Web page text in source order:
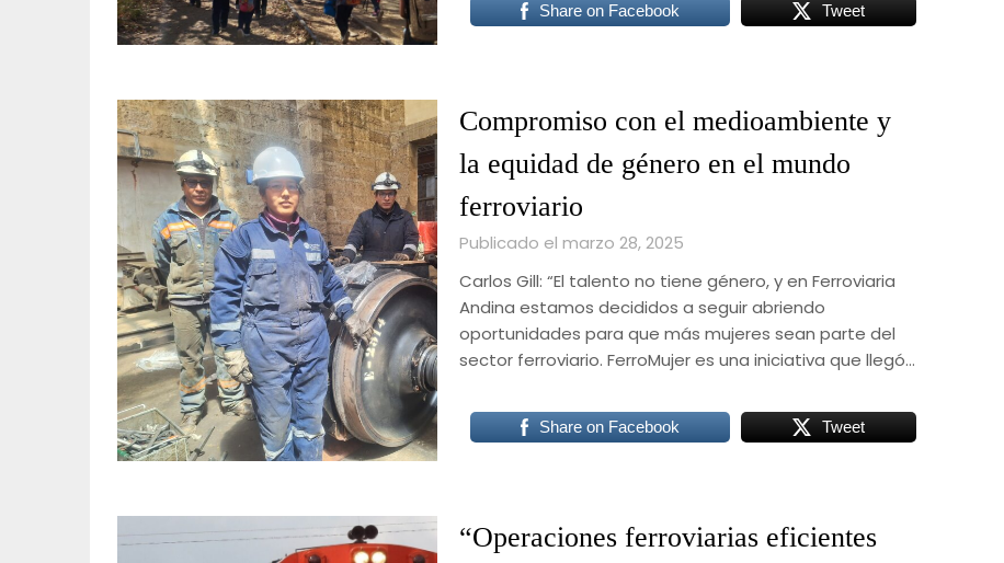
Share on Facebook Tweet
Compromiso con el medioambiente y
la equidad de género en el mundo
ferroviario
Publicado el marzo 28, 2025
Carlos Gill: “El talento no tiene género, y en Ferroviaria
Andina estamos decididos a seguir abriendo
oportunidades para que más mujeres sean parte del
sector ferroviario. FerroMujer es una iniciativa que llegó…
Share on Facebook Tweet
“Operaciones ferroviarias eficientes